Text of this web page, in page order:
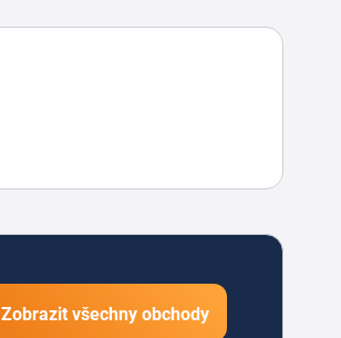
Zobrazit všechny obchody